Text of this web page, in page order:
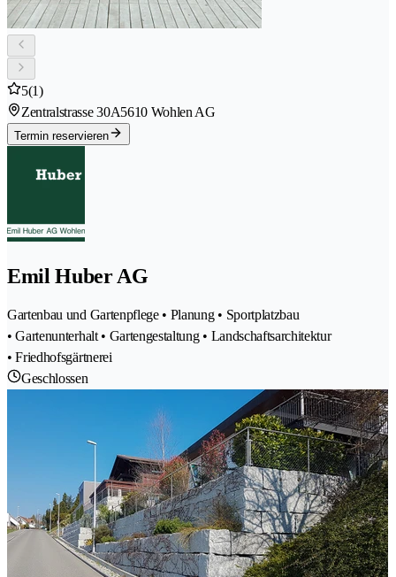
5(1)
Zentralstrasse 30A5610 Wohlen AG
Termin reservieren
Emil Huber AG
Gartenbau und Gartenpflege • Planung • Sportplatzbau
• Gartenunterhalt • Gartengestaltung • Landschaftsarchitektur
• Friedhofsgärtnerei
Geschlossen